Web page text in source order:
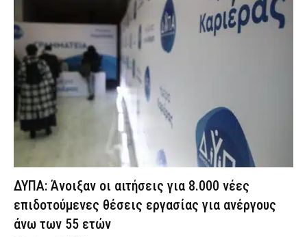
ΔΥΠΑ: Άνοιξαν οι αιτήσεις για 8.000 νέες
επιδοτούμενες θέσεις εργασίας για ανέργους
άνω των 55 ετών